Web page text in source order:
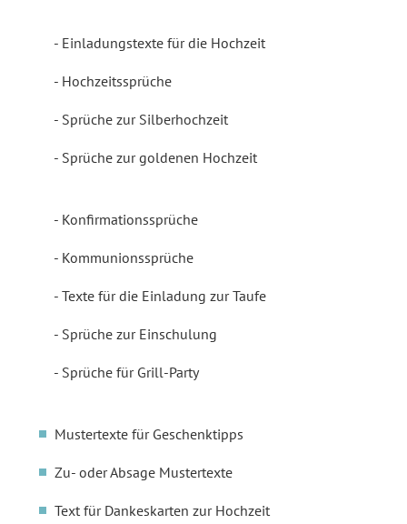
Einladungstexte für die Hochzeit
Hochzeitssprüche
Sprüche zur Silberhochzeit
Sprüche zur goldenen Hochzeit
Konfirmationssprüche
Kommunionssprüche
Texte für die Einladung zur Taufe
Sprüche zur Einschulung
Sprüche für Grill-Party
Mustertexte für Geschenktipps
Zu- oder Absage Mustertexte
Text für Dankeskarten zur Hochzeit